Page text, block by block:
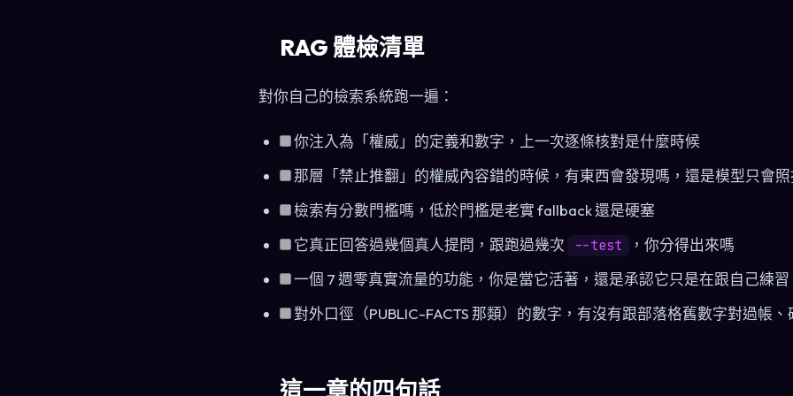
RAG 體檢清單
對你自己的檢索系統跑一遍：
你注入為「權威」的定義和數字，上一次逐條核對是什麼時候
那層「禁止推翻」的權威內容錯的時候，有東西會發現嗎，還是模型只會照
檢索有分數門檻嗎，低於門檻是老實 fallback 還是硬塞
它真正回答過幾個真人提問，跟跑過幾次
--test
，你分得出來嗎
一個 7 週零真實流量的功能，你是當它活著，還是承認它只是在跟自己練習
對外口徑（PUBLIC-FACTS 那類）的數字，有沒有跟部落格舊數字對過帳